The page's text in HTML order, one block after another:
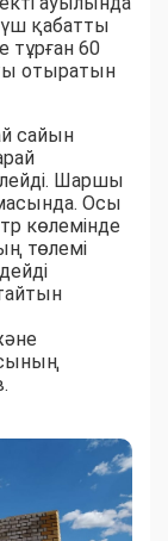
үш қабатты
тұрған 60
отыратын
сайын
Шаршы
Осы
көлемінде
төлемі